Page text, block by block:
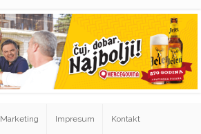
Marketing Impresum Kontakt